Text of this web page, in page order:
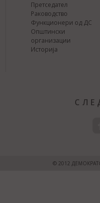
Претседател
Раководство
Функционери од ДС
Општински
организации
Историја
© 2012